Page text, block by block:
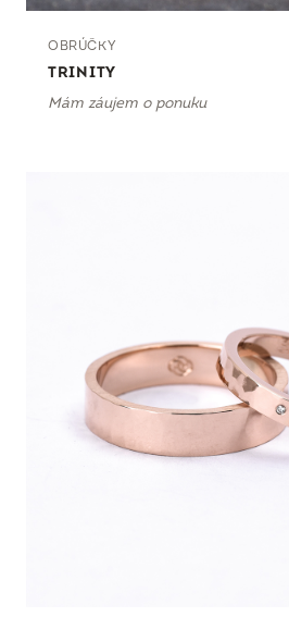
OBRÚČKY
TRINITY
Mám záujem o ponuku